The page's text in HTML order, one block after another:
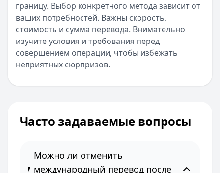
границу. Выбор конкретного метода зависит от
ваших потребностей. Важны скорость,
стоимость и сумма перевода. Внимательно
изучите условия и требования перед
совершением операции, чтобы избежать
неприятных сюрпризов.
Часто задаваемые вопросы
Можно ли отменить
международный перевод после